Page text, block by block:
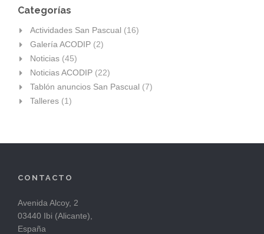
Categorías
Actividades San Pascual (16)
Galería ACODIP (2)
Noticias (45)
Noticias ACODIP (22)
Tablón anuncios San Pascual (7)
Talleres (1)
CONTACTO
Avenida Alcoy, 2
03440 Ibi (Alicante),
España